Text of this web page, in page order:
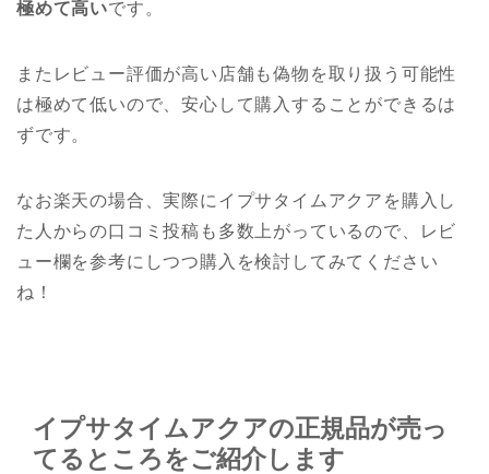
極めて高いです。
またレビュー評価が高い店舗も偽物を取り扱う可能性
は極めて低いので、安心して購入することができるは
ずです。
なお楽天の場合、実際にイプサタイムアクアを購入し
た人からの口コミ投稿も多数上がっているので、レビ
ュー欄を参考にしつつ購入を検討してみてください
ね！
イプサタイムアクアの正規品が売っ
てるところをご紹介します